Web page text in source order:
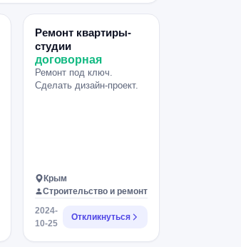
Ремонт квартиры-
студии
договорная
Ремонт под ключ.
Сделать дизайн-проект.
Крым
Строительство и ремонт
2024-
10-25
Откликнуться